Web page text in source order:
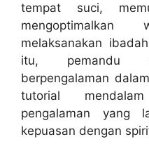
tempat suci,
melaksanakan
itu, pemandu
berpengalaman
tutorial
pengalaman yang
kepuasan dengan